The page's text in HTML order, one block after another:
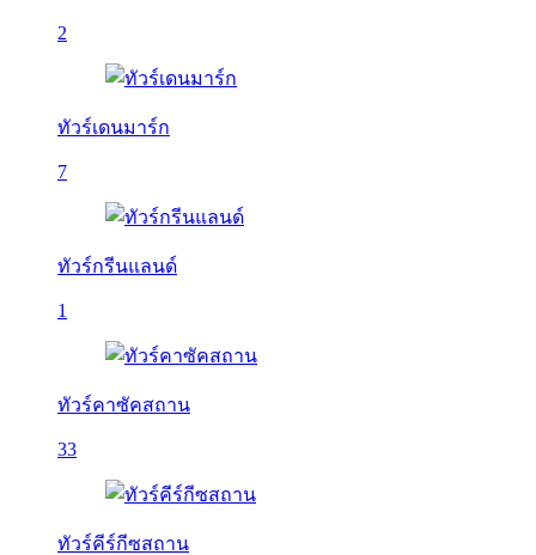
2
ทัวร์เดนมาร์ก
7
ทัวร์กรีนแลนด์
1
ทัวร์คาซัคสถาน
33
ทัวร์คีร์กีซสถาน